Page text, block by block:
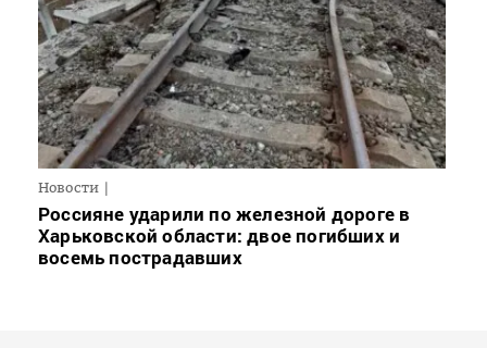
Новости
Россияне ударили по железной дороге в
Харьковской области: двое погибших и
восемь пострадавших